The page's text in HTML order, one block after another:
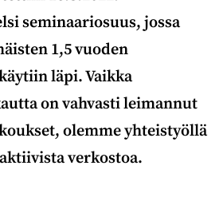
seminaariosuus, jossa
1,5 vuoden
läpi. Vaikka
on vahvasti leimannut
olemme yhteistyöllä
verkostoa.